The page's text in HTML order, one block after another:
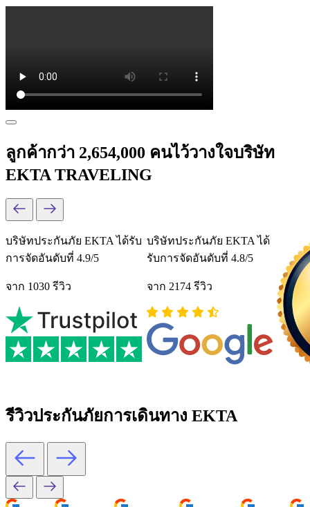
ลูกค้ากว่า 2,654,000 คนไว้วางใจบริษัท
EKTA TRAVELING
บริษัทประกันภัย EKTA ได้รับ
การจัดอันดับที่ 4.9/5
จาก 1030 รีวิว
บริษัทประกันภัย EKTA ได้
รับการจัดอันดับที่ 4.8/5
จาก 2174 รีวิว
รีวิวประกันภัยการเดินทาง EKTA